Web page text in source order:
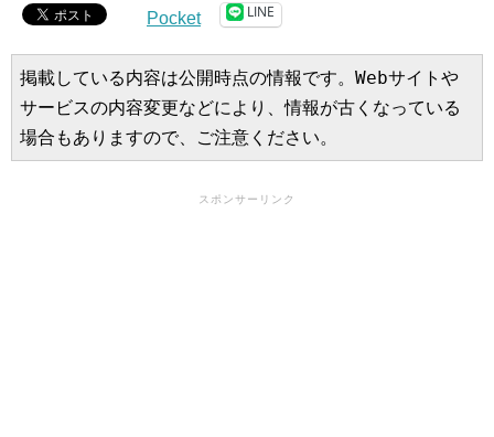
Pocket LINE
掲載している内容は公開時点の情報です。Webサイトや
サービスの内容変更などにより、情報が古くなっている
場合もありますので、ご注意ください。
スポンサーリンク